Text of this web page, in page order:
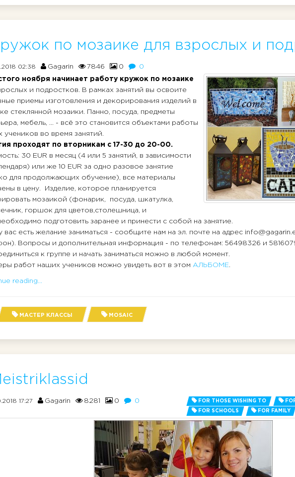
по мозаике для взрослых и
02:38 Gagarin 7846 0 0
ноября начинает работу кружок по мозаике
и подростков. В рамках занятий вы освоите
приемы изготовления и декорирования изделий в
стеклянной мозаики. Панно, посуда, предметы
мебель, ... - всё это становится объектами работы
учеников во время занятий.
проходят по вторникам с 17-30 до 20-00.
30 EUR в месяц (4 или 5 занятий, в зависимости
или же 10 EUR за одно разовое занятие
для продолжающих обучение), все материалы
в цену. Изделие, которое планируется
мозаикой (фонарик, посуда, шкатулка,
горшок для цветов,столешница, и
подготовить заранее и принести с собой на занятие.
вас есть желание заниматься - сообщите нам на эл. почте на адрес
Вопросы и дополнительная информация - по телефонам: 56498326 и
к группе и начать заниматься можно в любой момент.
работ наших учеников можно увидеть вот в этом АЛЬБОМЕ.
reading...
МАСТЕР КЛАССЫ MOSAIC
17:27 Gagarin 8281 0 0 FOR THOSE WISHING TO
FOR SCHOOLS FOR FAMILY